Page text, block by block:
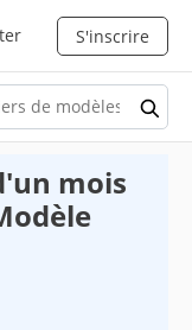
S'inscrire
mois